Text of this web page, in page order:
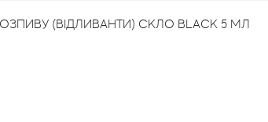
(ВІДЛИВАНТИ) СКЛО BLACK 5 МЛ